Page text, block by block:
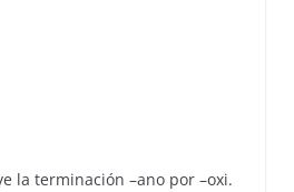
la terminación –ano por –oxi.